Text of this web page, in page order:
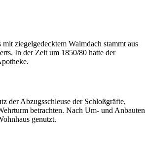
ziegelgedecktem Walmdach stammt aus
In der Zeit um 1850/80 hatte der
der Abzugsschleuse der Schloßgräfte,
betrachten. Nach Um- und Anbauten
genutzt.